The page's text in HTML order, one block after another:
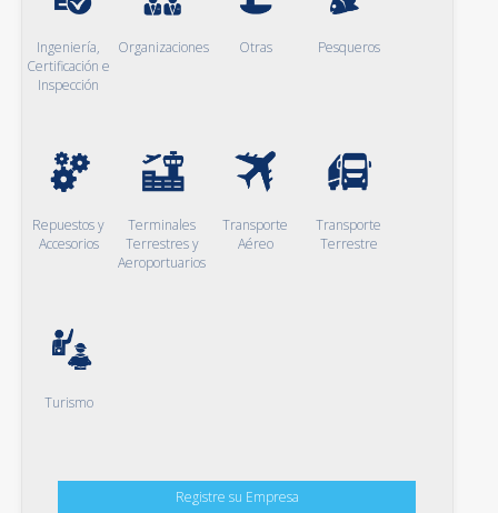
Ingeniería,
Certificación e
Inspección
Organizaciones Otras Pesqueros
Repuestos y
Accesorios
Terminales
Terrestres y
Aeroportuarios
Transporte
Aéreo
Transporte
Terrestre
Turismo
Registre su Empresa